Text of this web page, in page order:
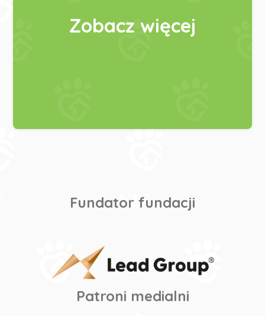
Zobacz więcej
Fundator fundacji
Patroni medialni